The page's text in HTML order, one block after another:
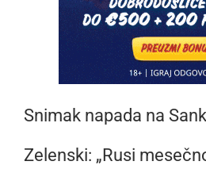
Snimak napada na
Zelenski: „Rusi